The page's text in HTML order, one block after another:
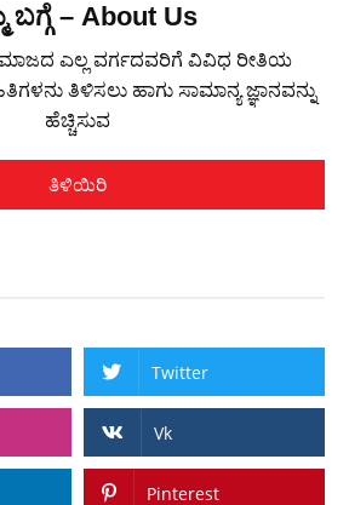
ಬಗ್ಗೆ – About Us
ಎಲ್ಲ ವರ್ಗದವರಿಗೆ ವಿವಿಧ ರೀತಿಯ
ತಿಳಿಸಲು ಹಾಗು ಸಾಮಾನ್ಯ ಜ್ಞಾನವನ್ನು
ಹೆಚ್ಚಿಸುವ
ತಿಳಿಯಿರಿ
Twitter
Vk
Pinterest